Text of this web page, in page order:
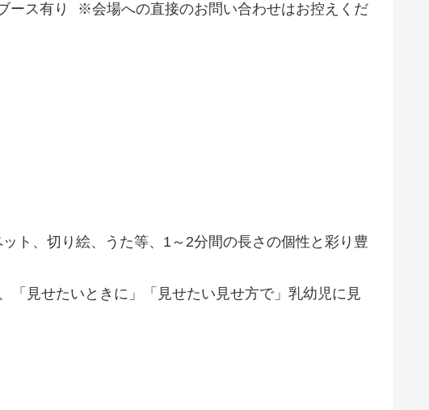
ース有り ※会場への直接のお問い合わせはお控えくだ
ト、切り絵、うた等、1～2分間の長さの個性と彩り豊
「見せたいときに」「見せたい見せ方で」乳幼児に見